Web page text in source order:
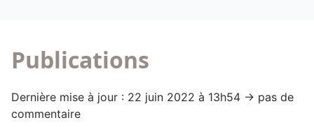
Publications
Dernière mise à jour : 22 juin 2022 à 13h54 → pas de
commentaire